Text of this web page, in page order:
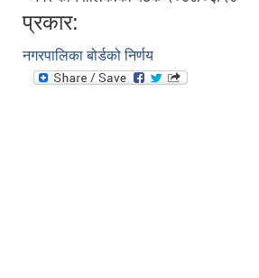
प्रकार:
नगरपालिका बोर्डको निर्णय